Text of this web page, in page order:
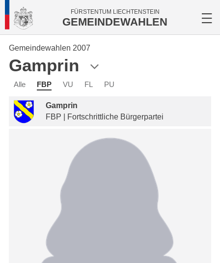
FÜRSTENTUM LIECHTENSTEIN
GEMEINDEWAHLEN
Gemeindewahlen 2007
Gamprin
Alle FBP VU FL PU
Gamprin
FBP | Fortschrittliche Bürgerpartei